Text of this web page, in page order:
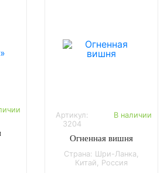
Артикул:
3204
В наличии
Огненная вишня
Страна: Шри-Ланка,
Китай, Россия